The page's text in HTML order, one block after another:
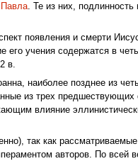
Павла. Те из них, подлинность
появления и смерти
его учения содержатся в
в.
наиболее позднее из
из трех
влияние
так как
авторов. По всей